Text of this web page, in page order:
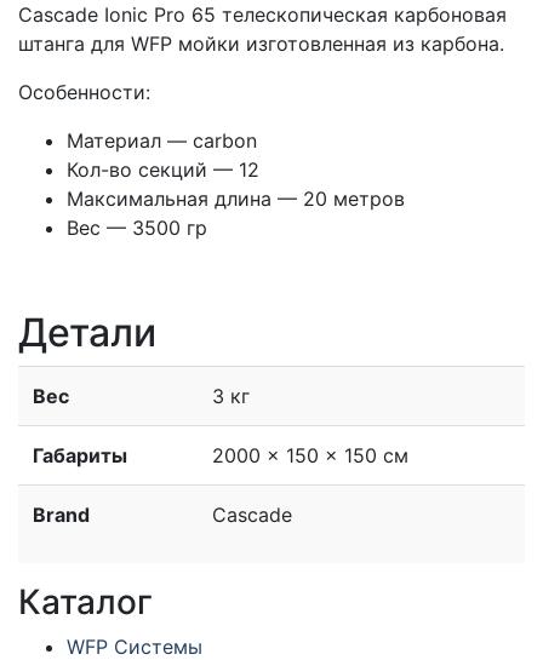
Cascade Ionic Pro 65 телескопическая карбоновая
штанга для WFP мойки изготовленная из карбона.
Особенности:
Материал — carbon
Кол-во секций — 12
Максимальная длина — 20 метров
Вес — 3500 гр
Детали
Вес 3 кг
Габариты 2000 × 150 × 150 см
Brand Cascade
Каталог
WFP Системы